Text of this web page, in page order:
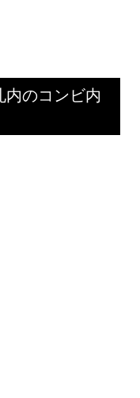
内のコンビ内